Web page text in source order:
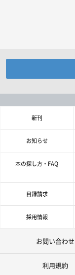
情報を入力
言 語
ジャンル
新刊
お知らせ
本の探し方・FAQ
目録請求
採用情報
お問い合わせ
利用規約